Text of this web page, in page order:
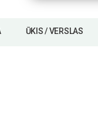
ŪKIS / VERSLAS